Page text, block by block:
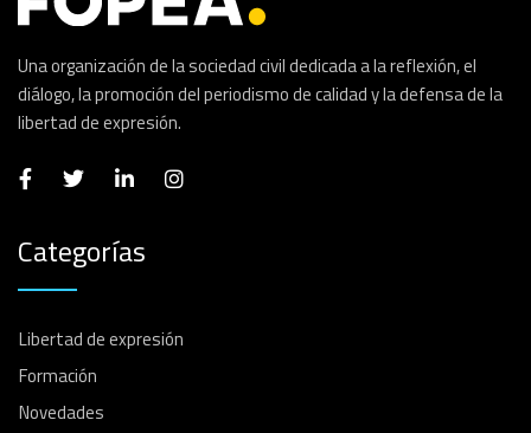
Una organización de la sociedad civil dedicada a la reflexión, el
diálogo, la promoción del periodismo de calidad y la defensa de la
libertad de expresión.
Categorías
Libertad de expresión
Formación
Novedades